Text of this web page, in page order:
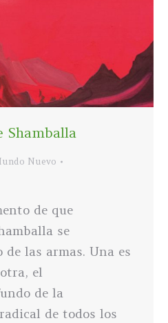
Shamballa
Nuevo
de que
se
las armas. Una es
el
de la
de todos los